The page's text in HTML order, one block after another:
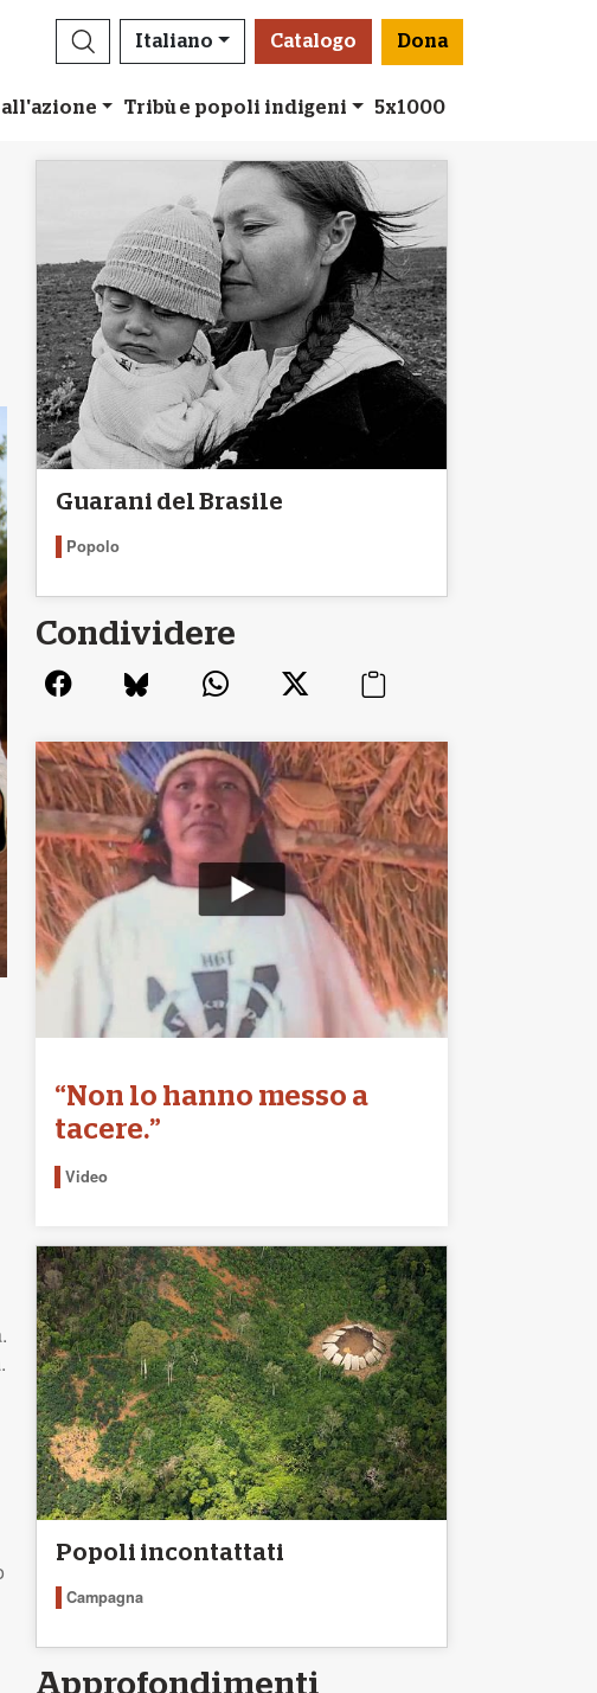
Italiano Catalogo Dona
all'azione Tribù e popoli indigeni 5x1000
Guarani del Brasile
Popolo
Condividere
“Non lo hanno messo a
tacere.”
Video
Popoli incontattati
Campagna
Approfondimenti